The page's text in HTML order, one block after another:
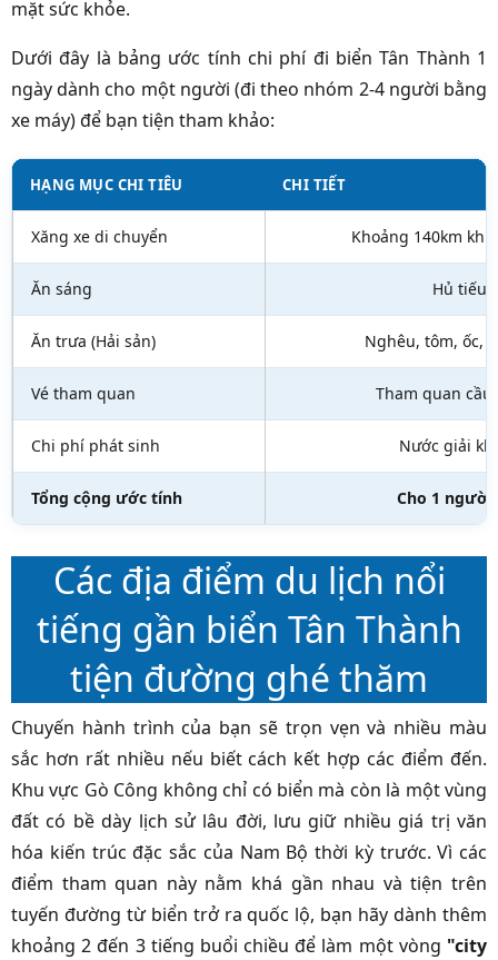
mặt sức khỏe.
Dưới đây là bảng ước tính chi phí đi biển Tân Thành 1
ngày dành cho một người (đi theo nhóm 2-4 người bằng
xe máy) để bạn tiện tham khảo:
HẠNG MỤC CHI TIÊU CHI TIẾT
Xăng xe di chuyển Khoảng 140km
Ăn sáng Hủ tiếu
Ăn trưa (Hải sản) Nghêu, tôm, ốc,
Vé tham quan Tham quan
Chi phí phát sinh Nước giải
Tổng cộng ước tính Cho 1
Các địa điểm du lịch nổi
tiếng gần biển Tân Thành
tiện đường ghé thăm
Chuyến hành trình của bạn sẽ trọn vẹn và nhiều màu
sắc hơn rất nhiều nếu biết cách kết hợp các điểm đến.
Khu vực Gò Công không chỉ có biển mà còn là một vùng
đất có bề dày lịch sử lâu đời, lưu giữ nhiều giá trị văn
hóa kiến trúc đặc sắc của Nam Bộ thời kỳ trước. Vì các
điểm tham quan này nằm khá gần nhau và tiện trên
tuyến đường từ biển trở ra quốc lộ, bạn hãy dành thêm
khoảng 2 đến 3 tiếng buổi chiều để làm một vòng "city